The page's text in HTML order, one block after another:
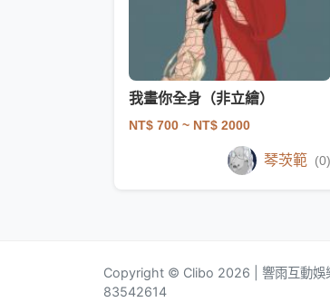
我畫你全身（非立繪）
NT$ 700 ~ NT$ 2000
琴茨範 (0)
Copyright © Clibo 2026 | 響雨互動娛
83542614